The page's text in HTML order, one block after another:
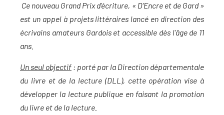
Ce nouveau Grand Prix d’écriture, « D’Encre et de Gard »
est un appel à projets littéraires lancé en direction des
écrivains amateurs Gardois et accessible dès l’âge de 11
ans.
Un seul objectif : porté par la Direction départementale
du livre et de la lecture (DLL), cette opération vise à
développer la lecture publique en faisant la promotion
du livre et de la lecture.